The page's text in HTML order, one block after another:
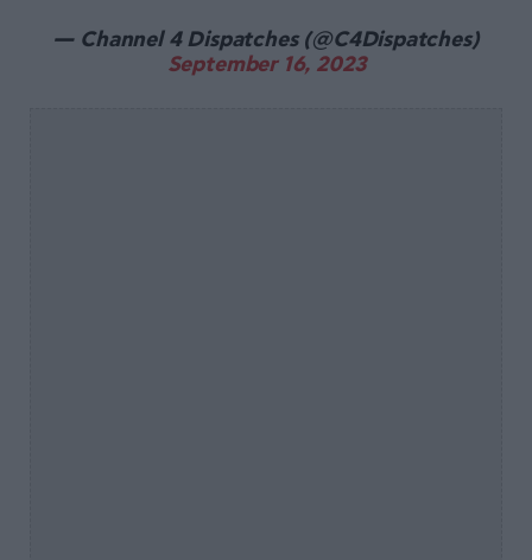
— Channel 4 Dispatches (@C4Dispatches)
September 16, 2023